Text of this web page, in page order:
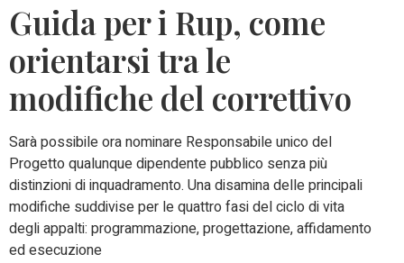
Guida per i Rup, come
orientarsi tra le
modifiche del correttivo
Sarà possibile ora nominare Responsabile unico del
Progetto qualunque dipendente pubblico senza più
distinzioni di inquadramento. Una disamina delle principali
modifiche suddivise per le quattro fasi del ciclo di vita
degli appalti: programmazione, progettazione, affidamento
ed esecuzione